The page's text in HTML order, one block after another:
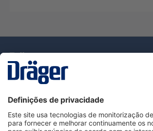
Serviço de Apoio ao Cliente Dräger
Utilização da loja